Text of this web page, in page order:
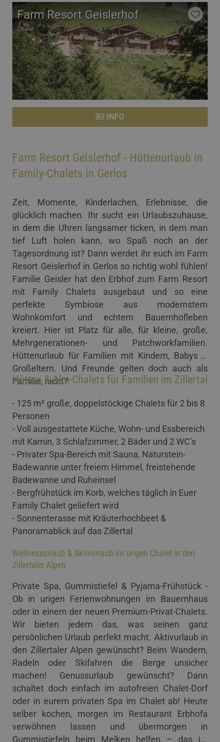
Farm Resort Geislerhof
Chalet
INFO
Farm Resort Geislerhof - Hüttenurlaub in
Family-Chalets in Gerlos
Zeit, Momente, Kinderlachen, Erlebnisse, die
glücklich machen. Ihr sucht ein Urlaubszuhause,
in dem die Uhren langsamer ticken, in dem man
tief Luft holen kann, wo Spaß noch an der
Tagesordnung ist? Dann werdet ihr euch im Farm
Resort Geislerhof in Gerlos so richtig wohl fühlen!
Familie Geisler hat den Erbhof zum Farm Resort
mit Family Chalets ausgebaut und so eine
perfekte Symbiose aus modernstem
Wohnkomfort und echtem Bauernhofleben
kreiert. Hier ist Platz für alle, für kleine, große,
Mehrgenerationen- und Patchworkfamilien.
Hüttenurlaub für Familien mit Kindern, Babys &
Großeltern. Und Freunde gelten doch auch als
Familie, nicht?
Hütten & Alm-Chalets für Familien im Zillertal
- 125 m² große, doppelstöckige Chalets für 2 bis 8
Personen
- Voll ausgestattete Küche, Wohn- und Essbereich
mit Kamin, 3 Schlafzimmer, 2 Bäder und 2 WC’s
- Privater Spa-Bereich mit Sauna, Naturstein-
Badewanne unter freiem Himmel, freistehende
Badewanne und Ruheinsel
- Bergfrühstück im Korb, welches täglich in Euer
Family Chalet geliefert wird
- Sonnenterasse mit Kräuterhochbeet &
Panoramablick auf das Zillertal
Wellnessurlaub & Aktivurlaub im urigen Chalet in den
Zillertaler Alpen
Private Spa, Gummistiefel & Pyjama-Frühstück -
Ob in urigen Ferienwohnungen im Bauernhaus
oder in einem der neuen Premium-Privat-Chalets.
Wir bieten jedem das, was seinen ganz
persönlichen Urlaub perfekt macht. Aktivurlaub in
den Zillertaler Alpen gewünscht? Beim Wandern,
Radeln oder Skifahren die Berge unsicher
machen! Genussurlaub gewünscht? Dann
schaltet doch einfach im autofreien Chalet-Dorf
oder in eurem privaten Spa im Chalet ab! Heute
selber kochen, morgen im Restaurant Erbhofa
verwöhnen lassen und übermorgen in
Gummistiefeln beim Melken helfen – das ist